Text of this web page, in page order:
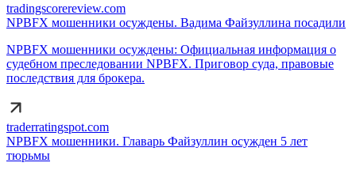
tradingscorereview.com
NPBFX мошенники осуждены. Вадима Файзуллина посадили
NPBFX мошенники осуждены: Официальная информация о
судебном преследовании NPBFX. Приговор суда, правовые
последствия для брокера.
traderratingspot.com
NPBFX мошенники. Главарь Файзуллин осужден 5 лет
тюрьмы